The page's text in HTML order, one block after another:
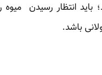
باید انتظار رسیدن
باشد.